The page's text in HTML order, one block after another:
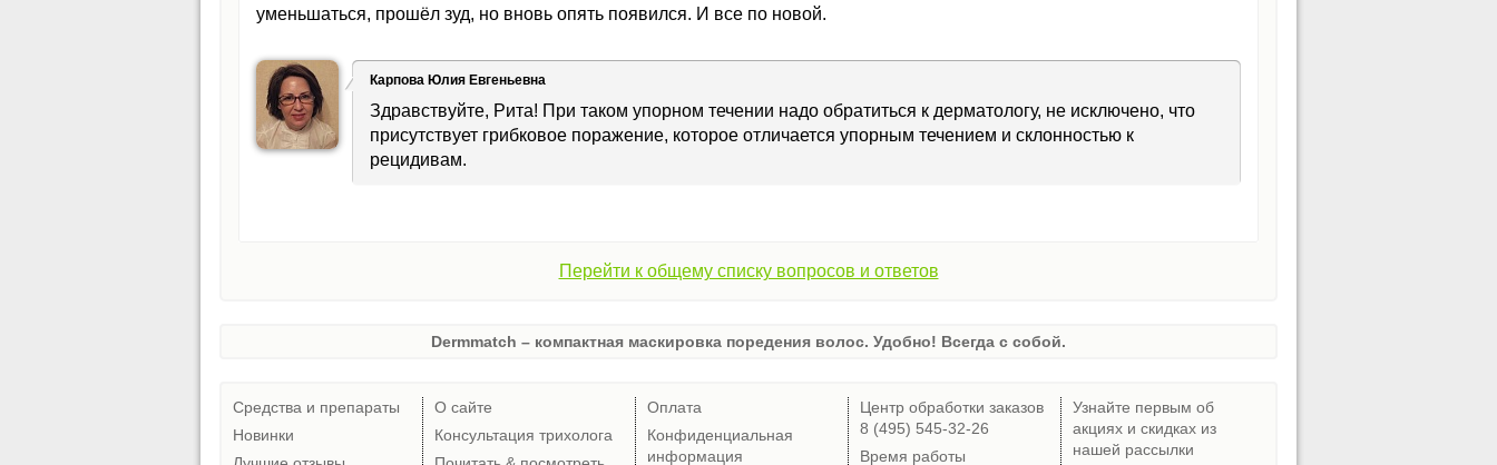
уменьшаться, прошёл зуд, но вновь опять появился. И все по новой.
Карпова Юлия Евгеньевна
Здравствуйте, Рита! При таком упорном течении надо обратиться к дерматологу, не исключено, что
присутствует грибковое поражение, которое отличается упорным течением и склонностью к
рецидивам.
Перейти к общему списку вопросов и ответов
Dermmatch – компактная маскировка поредения волос. Удобно! Всегда с собой.
Средства и препараты
Новинки
О сайте
Консультация трихолога
Оплата
Конфиденциальная
информация
Центр обработки заказов
8 (495) 545-32-26
Время работы
Узнайте первым об
акциях и скидках из
нашей рассылки